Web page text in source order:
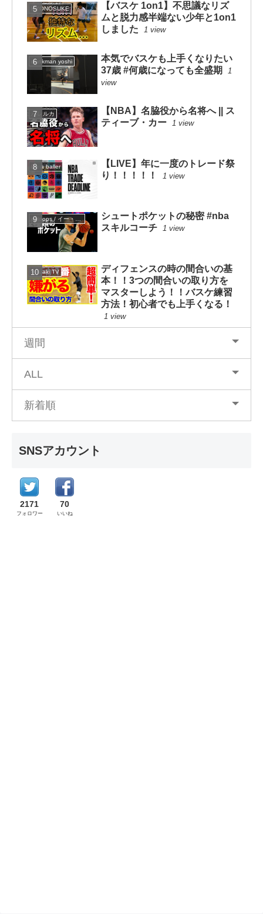
KYONOSUKE
【バスケ 1on1】不思議なリズ
ムと脱力感半端ない少年と1on1
しました
1 view
dunkman yoshi
本気でバスケも上手くなりたい
37歳 #何歳になっても全盛期
1
view
ハレルカ
【NBA】名脇役から名将へ || ス
ティーブ・カー 1 view
Be a baller
【LIVE】年に一度のトレード祭
り！！！！！
1 view
シュートポケットの秘密 #nba
スキルコーチ 1 view
mituaki TV
ディフェンスの時の間合いの基
本！！3つの間合いの取り方を
マスターしよう！！バスケ練習
方法！初心者でも上手くなる！
1 view
週間
ALL
新着順
SNSアカウント
2171
フォロワー
70
いいね